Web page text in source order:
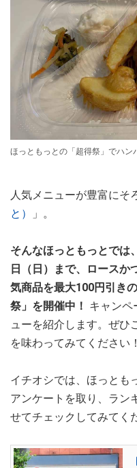
ほっともっとの「超得祭」でハン
人気メニューが豊富にそ
と）
」。
そんなほっともっとでは
日（日）まで、ロースか
気商品を最大100円引き
祭」を開催中！ キャンペ
ューを紹介します。ぜひ
を味わってみてください！
イチオシでは、ほっとも
アンケートを取り、ラン
せてチェックしてみてく